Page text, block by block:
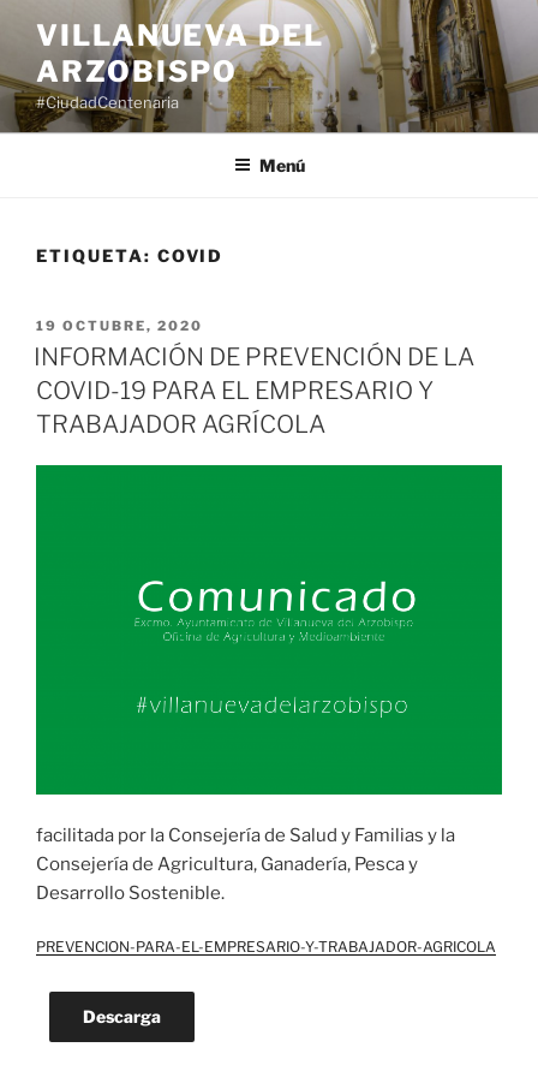
contenido
VILLANUEVA DEL
ARZOBISPO
#CiudadCentenaria
Menú
ETIQUETA: COVID
PUBLICADO
EL
19 OCTUBRE, 2020
INFORMACIÓN DE PREVENCIÓN DE LA
COVID-19 PARA EL EMPRESARIO Y
TRABAJADOR AGRÍCOLA
facilitada por la Consejería de Salud y Familias y la
Consejería de Agricultura, Ganadería, Pesca y
Desarrollo Sostenible.
PREVENCION-PARA-EL-EMPRESARIO-Y-TRABAJADOR-AGRICOLA
Descarga